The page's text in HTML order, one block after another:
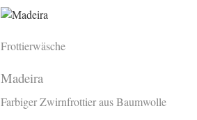
Frottierwäsche
Madeira
Farbiger Zwirnfrottier aus Baumwolle